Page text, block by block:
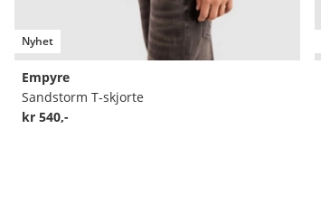
Nyhet
Empyre
Sandstorm T-skjorte
kr 540,-